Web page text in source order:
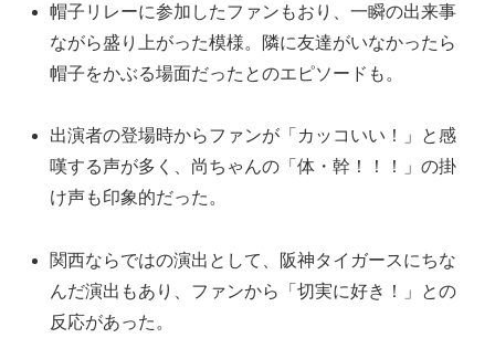
帽子リレーに参加したファンもおり、一瞬の出来事
ながら盛り上がった模様。隣に友達がいなかったら
帽子をかぶる場面だったとのエピソードも。
出演者の登場時からファンが「カッコいい！」と感
嘆する声が多く、尚ちゃんの「体・幹！！！」の掛
け声も印象的だった。
関西ならではの演出として、阪神タイガースにちな
んだ演出もあり、ファンから「切実に好き！」との
反応があった。